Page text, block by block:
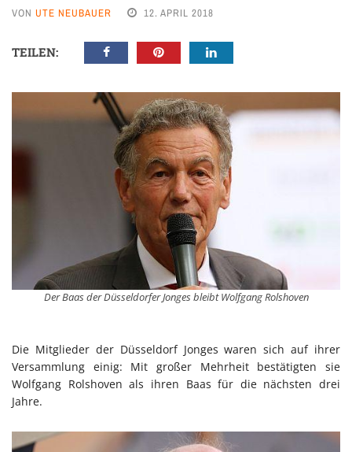
VON UTE NEUBAUER 12. APRIL 2018
TEILEN:
Der Baas der Düsseldorfer Jonges bleibt Wolfgang Rolshoven
Die Mitglieder der Düsseldorf Jonges waren sich auf ihrer
Versammlung einig: Mit großer Mehrheit bestätigten sie
Wolfgang Rolshoven als ihren Baas für die nächsten drei
Jahre.